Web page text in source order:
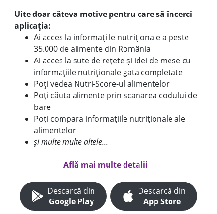
Uite doar câteva motive pentru care să încerci
aplicația:
Ai acces la informațiile nutriționale a peste
35.000 de alimente din România
Ai acces la sute de rețete și idei de mese cu
informațiile nutriționale gata completate
Poți vedea Nutri-Score-ul alimentelor
Poți căuta alimente prin scanarea codului de
bare
Poți compara informațiile nutriționale ale
alimentelor
și multe multe altele...
Află mai multe detalii
Descarcă din
Google Play
Descarcă din
App Store